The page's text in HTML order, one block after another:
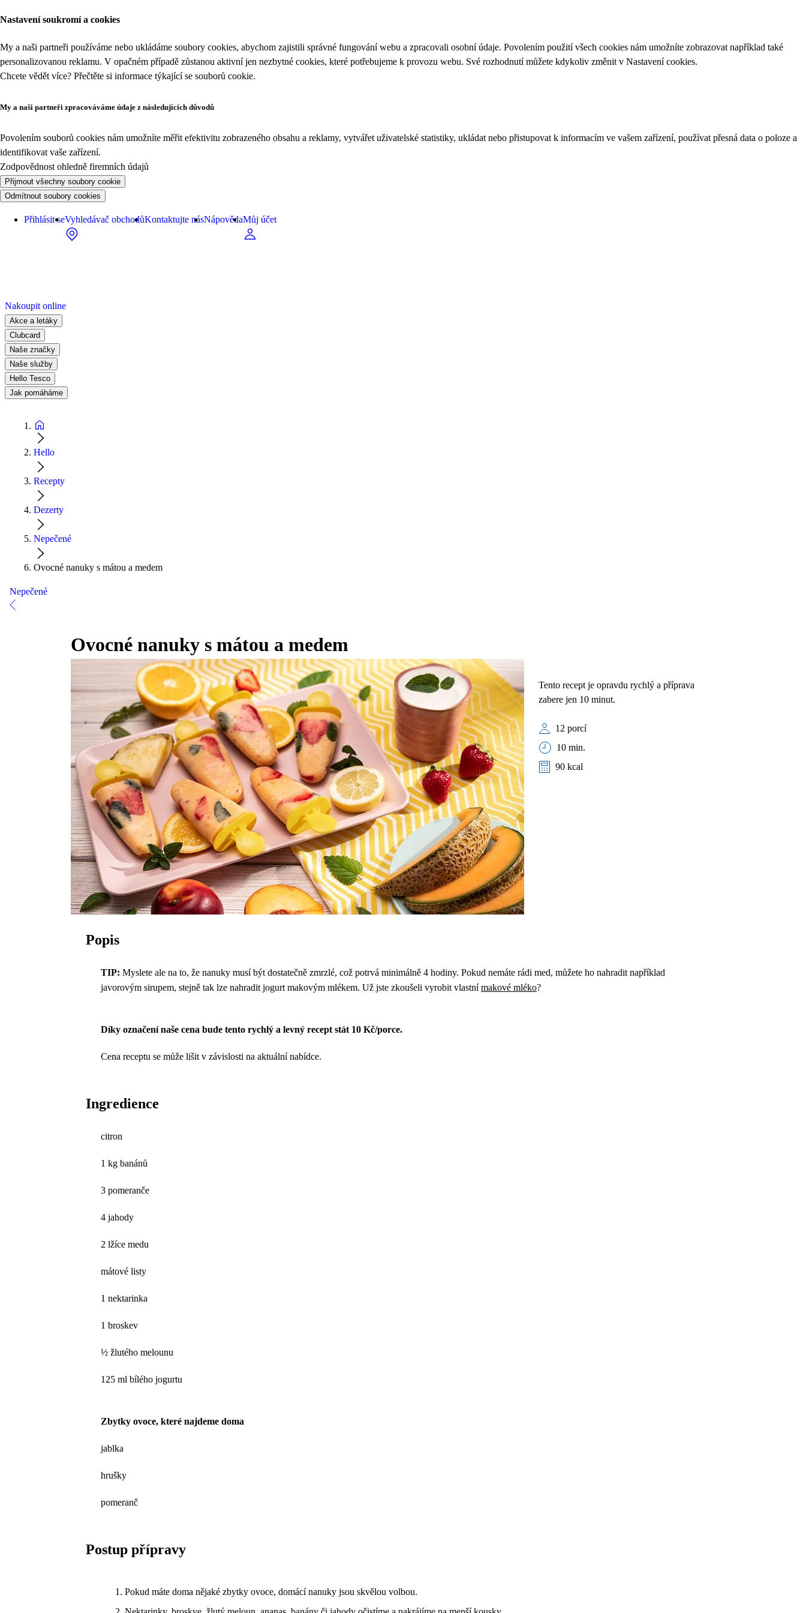
Nastavení soukromí a cookies
My a naši partneři používáme nebo ukládáme soubory cookies, abychom zajistili správné fungování webu a zpracovali osobní údaje. Povolením použití všech cookies nám umožníte zobrazovat například také
personalizovanou reklamu. V opačném případě zůstanou aktivní jen nezbytné cookies, které potřebujeme k provozu webu. Své rozhodnutí můžete kdykoliv změnit v Nastavení cookies.
Chcete vědět více? Přečtěte si informace týkající se souborů cookie.
My a naši partneři zpracováváme údaje z následujících důvodů
Povolením souborů cookies nám umožníte měřit efektivitu zobrazeného obsahu a reklamy, vytvářet uživatelské statistiky, ukládat nebo přistupovat k informacím ve vašem zařízení, používat přesná data o poloze a
identifikovat vaše zařízení.
Zodpovědnost ohledně firemních údajů
Přijmout všechny soubory cookie
Odmítnout soubory cookies
Přihlásit seVyhledávač obchodůKontaktujte násNápovědaMůj účet
Nakoupit online
Akce a letáky
Clubcard
Naše značky
Naše služby
Hello Tesco
Jak pomáháme
Hello
Recepty
Dezerty
Nepečené
Ovocné nanuky s mátou a medem
Nepečené
Ovocné nanuky s mátou a medem
Tento recept je opravdu rychlý a příprava
zabere jen 10 minut.
12 porcí
10 min.
90 kcal
Popis
TIP: Myslete ale na to, že nanuky musí být dostatečně zmrzlé, což potrvá minimálně 4 hodiny. Pokud nemáte rádi med, můžete ho nahradit například
javorovým sirupem, stejně tak lze nahradit jogurt makovým mlékem. Už jste zkoušeli vyrobit vlastnímakové mléko?
Díky označení naše cena bude tento rychlý a levný recept stát 10 Kč/porce.
Cena receptu se může lišit v závislosti na aktuální nabídce.
Ingredience
citron
1 kg banánů
3 pomeranče
4 jahody
2 lžíce medu
mátové listy
1 nektarinka
1 broskev
½ žlutého melounu
125 ml bílého jogurtu
Zbytky ovoce, které najdeme doma
jablka
hrušky
pomeranč
Postup přípravy
Pokud máte doma nějaké zbytky ovoce, domácí nanuky jsou skvělou volbou.